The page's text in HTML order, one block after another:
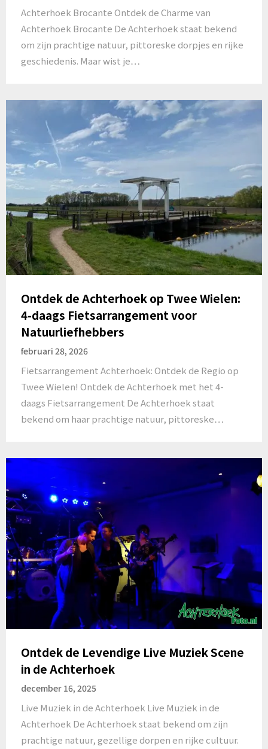
Achterhoek Brocante Ontdek de Charme van
Achterhoek Brocante De Achterhoek staat bekend
om zijn prachtige natuur, pittoreske dorpjes en rijke
geschiedenis. Maar wist je…
Ontdek de Achterhoek op Twee Wielen:
4-daags Fietsarrangement voor
Natuurliefhebbers
februari 28, 2026
Fietsarrangement Achterhoek: Ontdek de Regio op
Twee Wielen! Ontdek de Achterhoek met het 4-
daags Fietsarrangement De Achterhoek staat
bekend om haar prachtige natuur, pittoreske…
Ontdek de Levendige Live Muziek Scene
in de Achterhoek
december 16, 2025
Live Muziek in de Achterhoek Live Muziek in de
Achterhoek De Achterhoek staat bekend om zijn
prachtige natuur, gezellige dorpen en rijke cultuur.